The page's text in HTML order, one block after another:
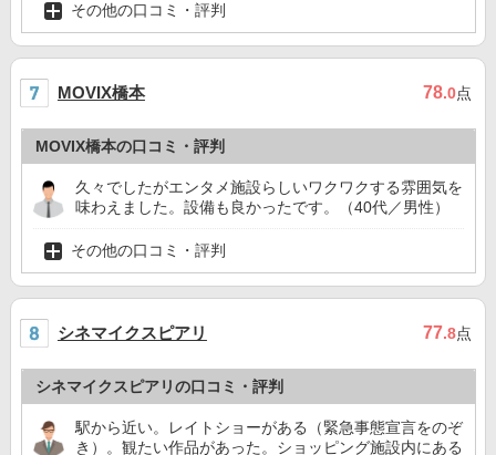
その他の口コミ・評判
MOVIX橋本 78.0点
MOVIX橋本の口コミ・評判
久々でしたがエンタメ施設らしいワクワクする雰囲気を
味わえました。設備も良かったです。（40代／男性）
その他の口コミ・評判
シネマイクスピアリ 77.8点
シネマイクスピアリの口コミ・評判
駅から近い。レイトショーがある（緊急事態宣言をのぞ
き）。観たい作品があった。ショッピング施設内にある